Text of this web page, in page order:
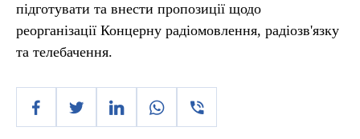
підготувати та внести пропозиції щодо
реорганізації Концерну радіомовлення, радіозв'язку
та телебачення.